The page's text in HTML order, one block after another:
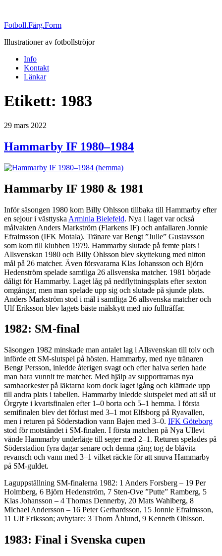
Fotboll.Färg.Form
Illustrationer av fotbollströjor
Info
Kontakt
Länkar
Etikett: 1983
Publicerat
29 mars 2022
Hammarby IF 1980–1984
Hammarby IF 1980 & 1981
Inför säsongen 1980 kom Billy Ohlsson tillbaka till Hammarby efter
en sejour i västtyska Arminia Bielefeld. Nya i laget var också
målvakten Anders Markström (Flarkens IF) och anfallaren Jonnie
Efraimsson (IFK Motala). Tränare var Bengt ”Julle” Gustavsson
som kom till klubben 1979. Hammarby slutade på femte plats i
Allsvenskan 1980 och Billy Ohlsson blev skyttekung med nitton
mål på 26 matcher. Även försvararna Klas Johansson och Björn
Hedenström spelade samtliga 26 allsvenska matcher. 1981 började
dåligt för Hammarby. Laget låg på nedflyttningsplats efter sexton
omgångar, men man spelade upp sig och slutade på sjunde plats.
Anders Markström stod i mål i samtliga 26 allsvenska matcher och
Ulf Eriksson blev lagets bäste målskytt med nio fullträffar.
1982: SM-final
Säsongen 1982 minskade man antalet lag i Allsvenskan till tolv och
införde ett SM-slutspel på hösten. Hammarby, med nye tränaren
Bengt Persson, inledde återigen svagt och efter halva serien hade
man bara vunnit tre matcher. Med hjälp av supportrarnas nya
sambaorkester på läktarna kom dock laget igång och klättrade upp
till andra plats i tabellen. Hammarby inledde slutspelet med att slå ut
Örgryte i kvartsfinalen efter 1–0 borta och 5–1 hemma. I första
semifinalen blev det förlust med 3–1 mot Elfsborg på Ryavallen,
men i returen på Söderstadion vann Bajen med 3–0. IFK Göteborg
stod för motståndet i SM-finalen. I första matchen på Nya Ullevi
vände Hammarby underläge till seger med 2–1. Returen spelades på
Söderstadion fyra dagar senare och denna gång tog de blåvita
revansch och vann med 3–1 vilket räckte för att snuva Hammarby
på SM-guldet.
Laguppställning SM-finalerna 1982: 1 Anders Forsberg – 19 Per
Holmberg, 6 Björn Hedenström, 7 Sten-Ove ”Putte” Ramberg, 5
Klas Johansson – 4 Thomas Dennerby, 20 Mats Wahlberg, 8
Michael Andersson – 16 Peter Gerhardsson, 15 Jonnie Efraimsson,
11 Ulf Eriksson; avbytare: 3 Thom Åhlund, 9 Kenneth Ohlsson.
1983: Final i Svenska cupen